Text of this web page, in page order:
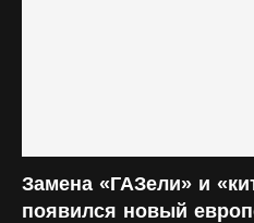
Замена «ГАЗели» и
появился новый